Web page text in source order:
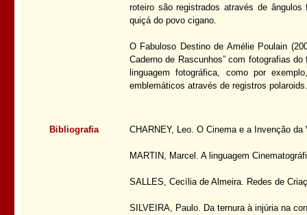
roteiro são registrados através de
quiçá do povo cigano.
O Fabuloso Destino de Amélie Poulain
Caderno de Rascunhos” com fotografias
linguagem fotográfica, como por
emblemáticos através de registros
Bibliografia CHARNEY, Leo. O Cinema e a Invenção
MARTIN, Marcel. A linguagem
SALLES, Cecília de Almeira. Redes de
SILVEIRA, Paulo. Da ternura à injúria na